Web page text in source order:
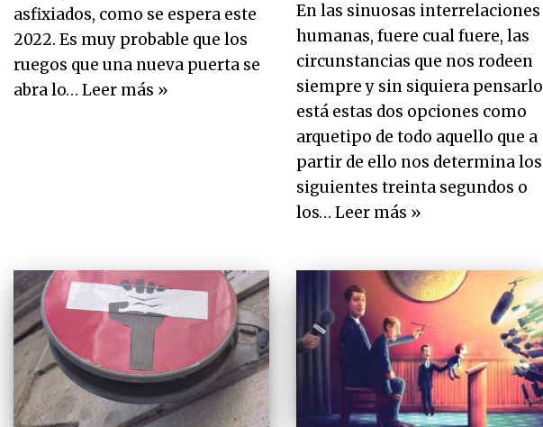
asfixiados, como se espera este
2022. Es muy probable que los
ruegos que una nueva puerta se
abra lo… Leer más »
En las sinuosas interrelaciones
humanas, fuere cual fuere, las
circunstancias que nos rodeen
siempre y sin siquiera pensarlo
está estas dos opciones como
arquetipo de todo aquello que a
partir de ello nos determina los
siguientes treinta segundos o
los… Leer más »